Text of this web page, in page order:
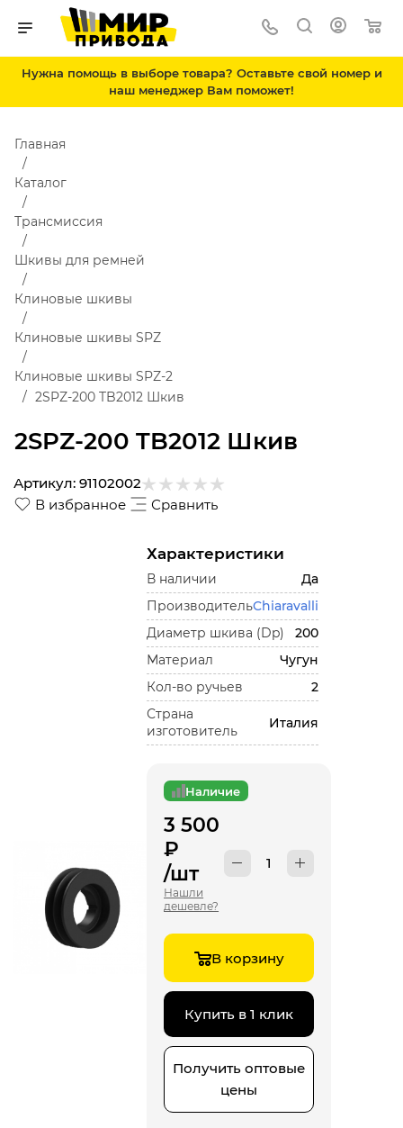
Нужна помощь в выборе товара? Оставьте свой номер и
наш менеджер Вам поможет!
2SPZ-200 TB2012 Шкив
Главная
Каталог
Трансмиссия
Шкивы для ремней
Клиновые шкивы
Клиновые шкивы SPZ
Клиновые шкивы SPZ-2
2SPZ-200 TB2012 Шкив
В избранное Сравнить
Артикул: 91102002
Характеристики
В наличии
Да
ПроизводительChiaravalli
Диаметр шкива (Dp)
200
Материал
Чугун
Кол-во ручьев
2
Страна
изготовитель
Италия
Наличие
3 500
₽
/шт
Нашли
дешевле?
В корзину
Купить в 1 клик
Получить оптовые
цены